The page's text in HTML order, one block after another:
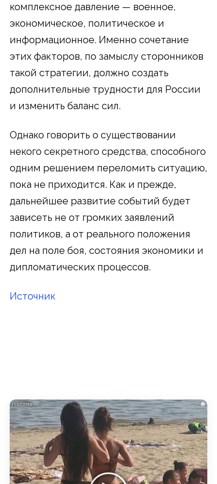
комплексное давление — военное,
экономическое, политическое и
информационное. Именно сочетание
этих факторов, по замыслу сторонников
такой стратегии, должно создать
дополнительные трудности для России
и изменить баланс сил.
Однако говорить о существовании
некого секретного средства, способного
одним решением переломить ситуацию,
пока не приходится. Как и прежде,
дальнейшее развитие событий будет
зависеть не от громких заявлений
политиков, а от реального положения
дел на поле боя, состояния экономики и
дипломатических процессов.
Источник
i